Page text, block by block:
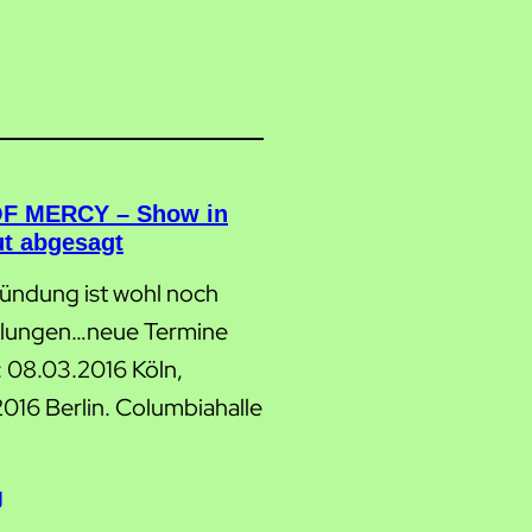
MERCY – Show in
abgesagt
ist wohl noch
Termine
08.03.2016 Köln,
Berlin. Columbiahalle